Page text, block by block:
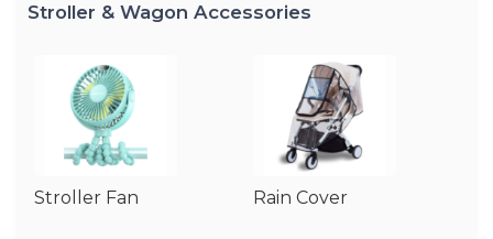
Stroller & Wagon Accessories
Stroller Fan Rain Cover